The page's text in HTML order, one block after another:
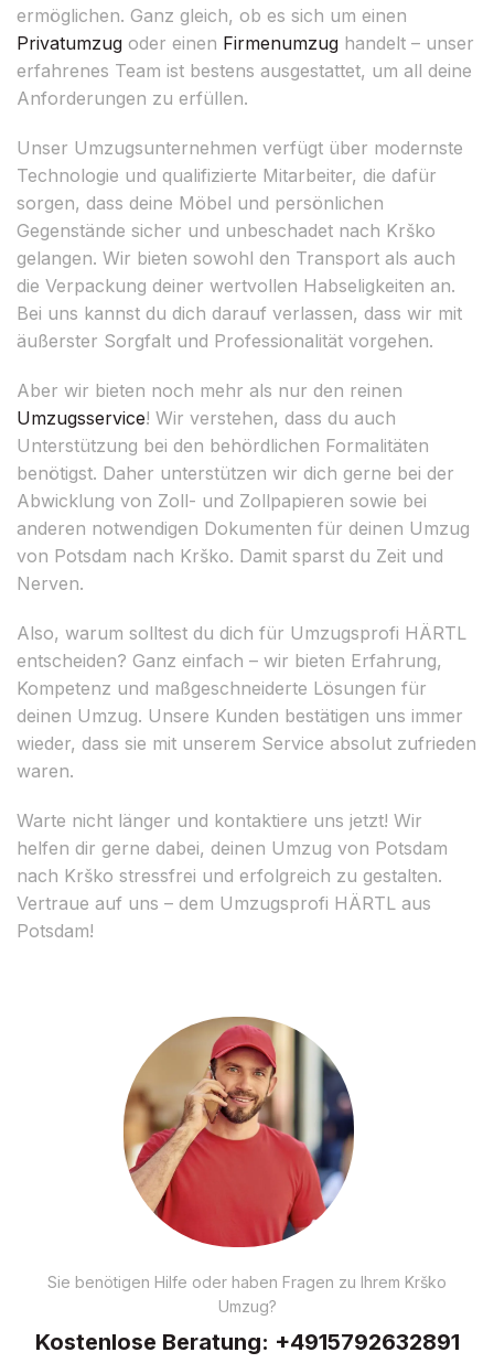
ermöglichen. Ganz gleich, ob es sich um einen
Privatumzug oder einen Firmenumzug handelt – unser
erfahrenes Team ist bestens ausgestattet, um all deine
Anforderungen zu erfüllen.
Unser Umzugsunternehmen verfügt über modernste
Technologie und qualifizierte Mitarbeiter, die dafür
sorgen, dass deine Möbel und persönlichen
Gegenstände sicher und unbeschadet nach Krško
gelangen. Wir bieten sowohl den Transport als auch
die Verpackung deiner wertvollen Habseligkeiten an.
Bei uns kannst du dich darauf verlassen, dass wir mit
äußerster Sorgfalt und Professionalität vorgehen.
Aber wir bieten noch mehr als nur den reinen
Umzugsservice! Wir verstehen, dass du auch
Unterstützung bei den behördlichen Formalitäten
benötigst. Daher unterstützen wir dich gerne bei der
Abwicklung von Zoll- und Zollpapieren sowie bei
anderen notwendigen Dokumenten für deinen Umzug
von Potsdam nach Krško. Damit sparst du Zeit und
Nerven.
Also, warum solltest du dich für Umzugsprofi HÄRTL
entscheiden? Ganz einfach – wir bieten Erfahrung,
Kompetenz und maßgeschneiderte Lösungen für
deinen Umzug. Unsere Kunden bestätigen uns immer
wieder, dass sie mit unserem Service absolut zufrieden
waren.
Warte nicht länger und kontaktiere uns jetzt! Wir
helfen dir gerne dabei, deinen Umzug von Potsdam
nach Krško stressfrei und erfolgreich zu gestalten.
Vertraue auf uns – dem Umzugsprofi HÄRTL aus
Potsdam!
Sie benötigen Hilfe oder haben Fragen zu Ihrem Krško
Umzug?
Kostenlose Beratung: +4915792632891